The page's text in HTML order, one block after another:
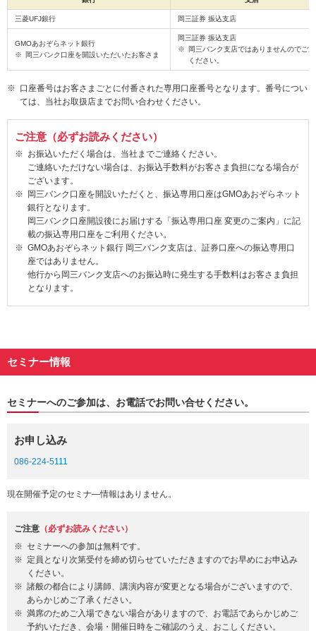
三菱UFJ銀行 岡三証券 振込支店
GMOあおぞらネット銀行
岡三バンク口座を開設いただいたお客さま
岡三証券 振込支店
岡三バンク支店ではありませんのでご
ください。
口座番号はお客さまごとに付番された専用口座番号となります。番号につい
ては、当社お取扱店までお問い合わせください。
ご注意（必ずお読みください）
お振込いただく場合は、当社までご連絡ください。
ご連絡いただけない場合は、お振込手数料がお客さま負担になる場合が
ございます。
岡三バンク口座を開設いただくと、振込専用口座はGMOあおぞらネット
銀行となります。
岡三バンク口座開設後にお届けする「振込専用口座 変更のご案内」に記
載の振込専用口座をご利用ください。
GMOあおぞらネット銀行 岡三バンク支店は、証券口座への振込専用口
座ではありません。
他行から岡三バンク支店へのお振込時に発生する手数料はお客さま負担
となります。
セミナー情報
セミナーへのご参加は、お電話でお問い合せください。
お申し込み
086-224-5111
現在開催予定のセミナ―情報はありません。
ご注意 （必ずお読みください）
セミナーへの参加は無料です。
定員となり次第受付を締め切らせていただきますのでお早めにお申込み
ください。
諸般の都合により講師、講演内容が変更となる場合がございますので、
あらかじめご了承ください。
満席のためご入場できない場合がありますので、お電話であらかじめご
予約いただき、会場・開催日時をご確認のうえ、おこしください。